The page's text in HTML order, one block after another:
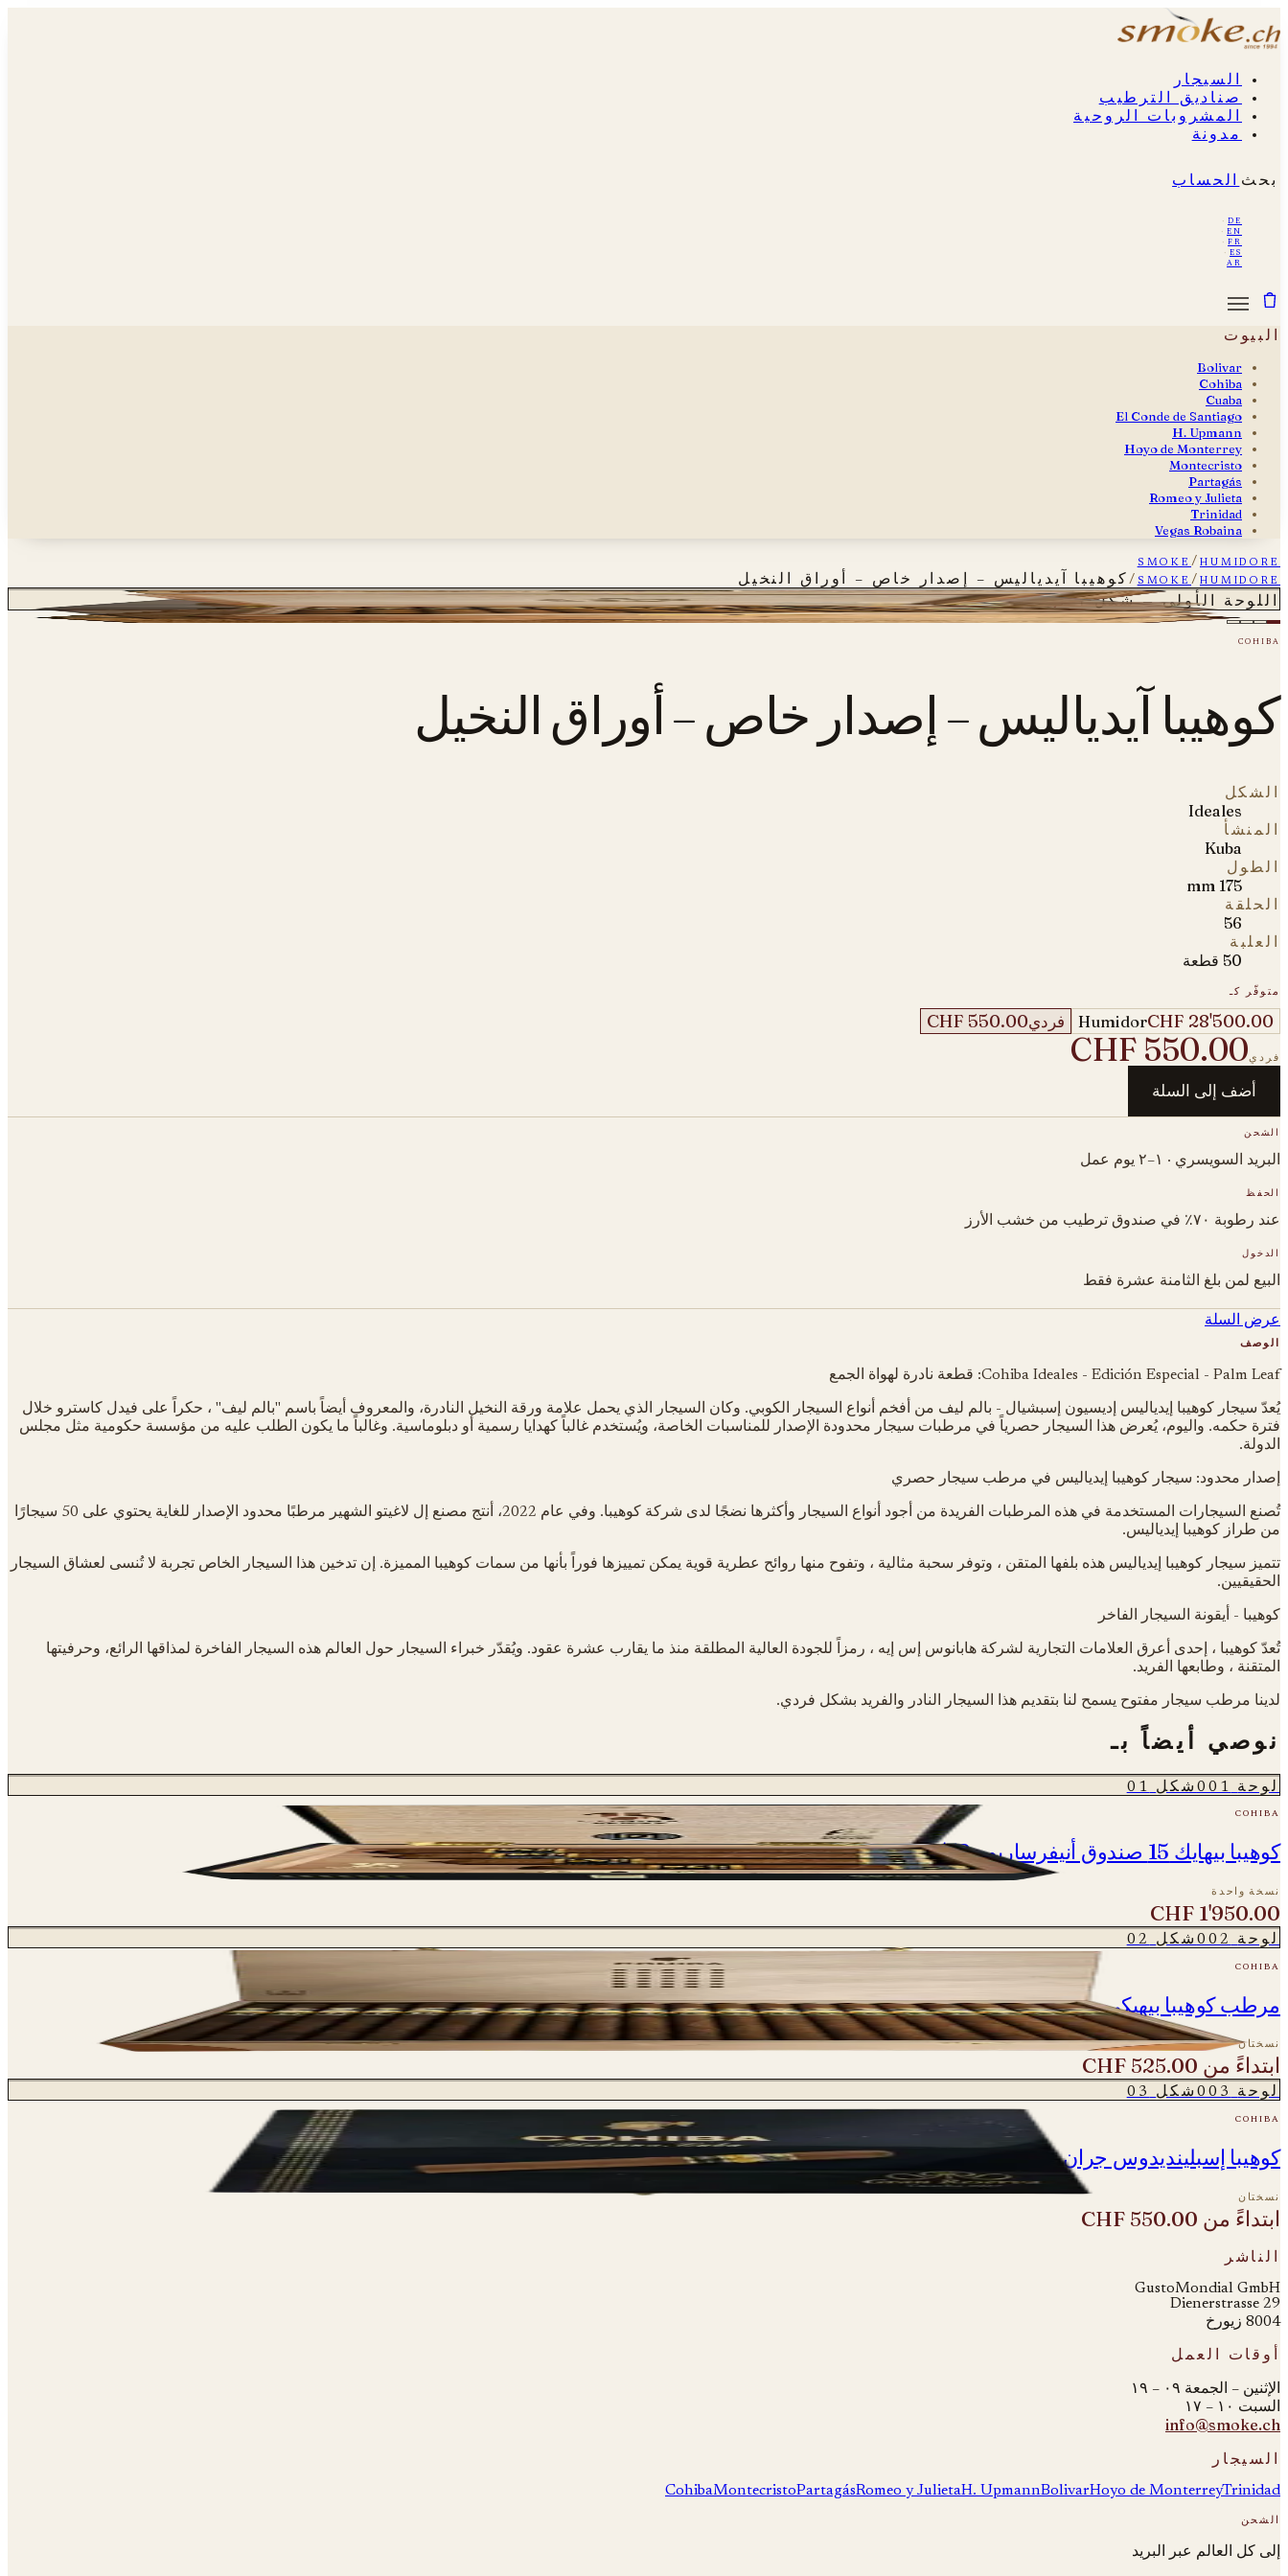
السيجار
صناديق الترطيب
المشروبات الروحية
مدونة
بحث الحساب
de
·
en
·
fr
·
es
·
ar
البيوت
Bolivar
Cohiba
Cuaba
El Conde de Santiago
H. Upmann
Hoyo de Monterrey
Montecristo
Partagás
Romeo y Julieta
Trinidad
Vegas Robaina
smoke/humidore
smoke/humidore
/ كوهيبا آيدياليس – إصدار خاص – أوراق النخيل
اللوحة الأولى — شكل ٠١
كوهيبا آيدياليس – إصدار خاص – أوراق النخيل
cohiba
كوهيبا آيدياليس – إصدار خاص – أوراق النخيل
الشكل
Ideales
المنشأ
Kuba
الطول
175 mm
الحلقة
56
العلبة
50 قطعة
متوفّر كـ
HumidorCHF 28'500.00 فرديCHF 550.00
فرديCHF 550.00
أضف إلى السلة
الشحن
البريد السويسري · ١–٢ يوم عمل
الحفظ
عند رطوبة ٧٠٪ في صندوق ترطيب من خشب الأرز
الدخول
البيع لمن بلغ الثامنة عشرة فقط
عرض السلة
الوصف
Cohiba Ideales - Edición Especial - Palm Leaf: قطعة نادرة لهواة الجمع
يُعدّ سيجار كوهيبا إيدياليس إديسيون إسبشيال - بالم ليف من أفخم أنواع السيجار الكوبي. وكان السيجار الذي يحمل علامة ورقة النخيل النادرة، والمعروف أيضاً باسم "بالم ليف" ، حكراً على فيدل كاسترو خلال
فترة حكمه. واليوم، يُعرض هذا السيجار حصرياً في مرطبات سيجار محدودة الإصدار للمناسبات الخاصة، ويُستخدم غالباً كهدايا رسمية أو دبلوماسية. وغالباً ما يكون الطلب عليه من مؤسسة حكومية مثل مجلس
الدولة.
إصدار محدود: سيجار كوهيبا إيدياليس في مرطب سيجار حصري
تُصنع السيجارات المستخدمة في هذه المرطبات الفريدة من أجود أنواع السيجار وأكثرها نضجًا لدى شركة كوهيبا. وفي عام 2022، أنتج مصنع إل لاغيتو الشهير مرطبًا محدود الإصدار للغاية يحتوي على 50 سيجارًا
من طراز كوهيبا إيدياليس.
تتميز سيجار كوهيبا إيدياليس هذه بلفها المتقن ، وتوفر سحبة مثالية ، وتفوح منها روائح عطرية قوية يمكن تمييزها فوراً بأنها من سمات كوهيبا المميزة. إن تدخين هذا السيجار الخاص تجربة لا تُنسى لعشاق السيجار
الحقيقيين.
كوهيبا - أيقونة السيجار الفاخر
تُعدّ كوهيبا ، إحدى أعرق العلامات التجارية لشركة هابانوس إس إيه ، رمزاً للجودة العالية المطلقة منذ ما يقارب عشرة عقود. ويُقدّر خبراء السيجار حول العالم هذه السيجار الفاخرة لمذاقها الرائع، وحرفيتها
المتقنة ، وطابعها الفريد.
لدينا مرطب سيجار مفتوح يسمح لنا بتقديم هذا السيجار النادر والفريد بشكل فردي.
نوصي أيضاً بـ
لوحة 001 شكل 01
cohiba
كوهيبا بيهايك 15 صندوق أنيفرساريو - BHK 52/54/56/58
نسخة واحدة
CHF 1'950.00
لوحة 002 شكل 02
cohiba
مرطب كوهيبا بيهيكي - إصدار خاص
نسختان
ابتداءً من CHF 525.00
لوحة 003 شكل 03
cohiba
كوهيبا إسبلينديدوس جران ريسيرفا - كوسيتشا 2017
نسختان
ابتداءً من CHF 550.00
الناشر
GustoMondial GmbH
Dienerstrasse 29
8004 زيورخ
أوقات العمل
الإثنين – الجمعة ٠٩ – ١٩
السبت ١٠ – ١٧
info@smoke.ch
السيجار
CohibaMontecristoPartagásRomeo y JulietaH. UpmannBolivarHoyo de MonterreyTrinidad
الشحن
إلى كل العالم عبر البريد